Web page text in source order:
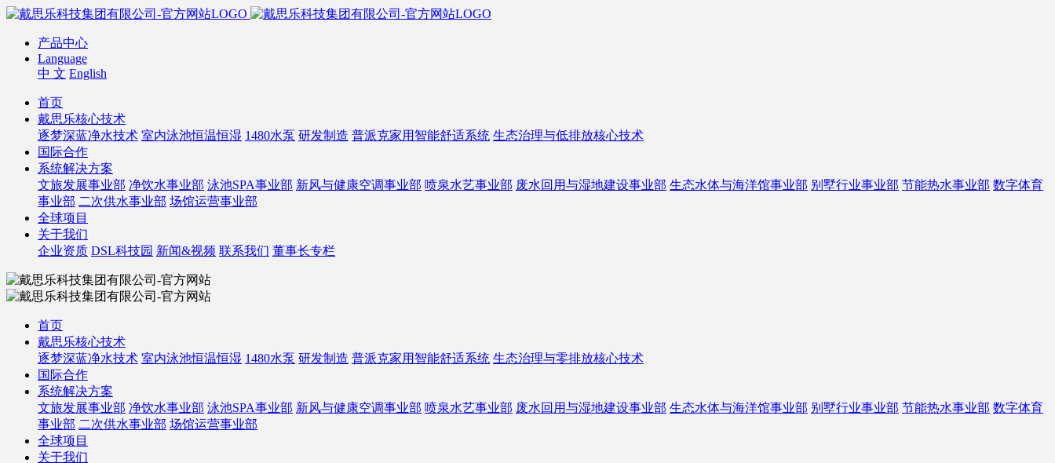
产品中心
Language
中 文 English
首页
戴思乐核心技术
逐梦深蓝净水技术 室内泳池恒温恒湿 1480水泵 研发制造 普派克家用智能舒适系统 生态治理与低排放核心技术
国际合作
系统解决方案
文旅发展事业部 净饮水事业部 泳池SPA事业部 新风与健康空调事业部 喷泉水艺事业部 废水回用与湿地建设事业部 生态水体与海洋馆事业部 别墅行业事业部 节能热水事业部 数字体育
事业部 二次供水事业部 场馆运营事业部
全球项目
关于我们
企业资质 DSL科技园 新闻&视频 联系我们 董事长专栏
首页
戴思乐核心技术
逐梦深蓝净水技术 室内泳池恒温恒湿 1480水泵 研发制造 普派克家用智能舒适系统 生态治理与零排放核心技术
国际合作
系统解决方案
文旅发展事业部 净饮水事业部 泳池SPA事业部 新风与健康空调事业部 喷泉水艺事业部 废水回用与湿地建设事业部 生态水体与海洋馆事业部 别墅行业事业部 节能热水事业部 数字体育
事业部 二次供水事业部 场馆运营事业部
全球项目
关于我们